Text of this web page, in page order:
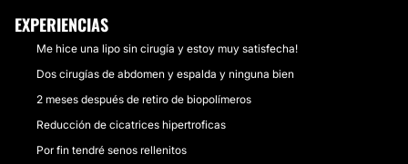
EXPERIENCIAS
Me hice una lipo sin cirugía y estoy muy satisfecha!
Dos cirugías de abdomen y espalda y ninguna bien
2 meses después de retiro de biopolímeros
Reducción de cicatrices hipertroficas
Por fin tendré senos rellenitos